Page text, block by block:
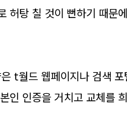
허탕 칠 것이 뻔하기 때
t월드 웹페이지나 검색
인 인증을 거치고 교체를